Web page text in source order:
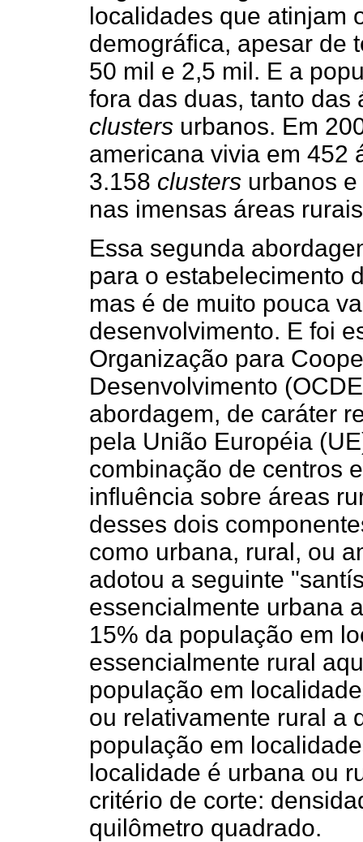
localidades que atinjam
demográfica, apesar de
50 mil e 2,5 mil. E a
fora das duas, tanto das
clusters urbanos. Em
americana vivia em 452
3.158 clusters urbanos
nas imensas áreas
Essa segunda
para o estabelecimento
mas é de muito pouca
desenvolvimento. E foi
Organização para
Desenvolvimento
abordagem, de caráter
pela União Européia
combinação de centros
influência sobre áreas
desses dois
como urbana, rural, ou
adotou a seguinte
essencialmente urbana
15% da população em
essencialmente rural
população em
ou relativamente rural a
população em
localidade é urbana ou
critério de corte:
quilômetro quadrado.